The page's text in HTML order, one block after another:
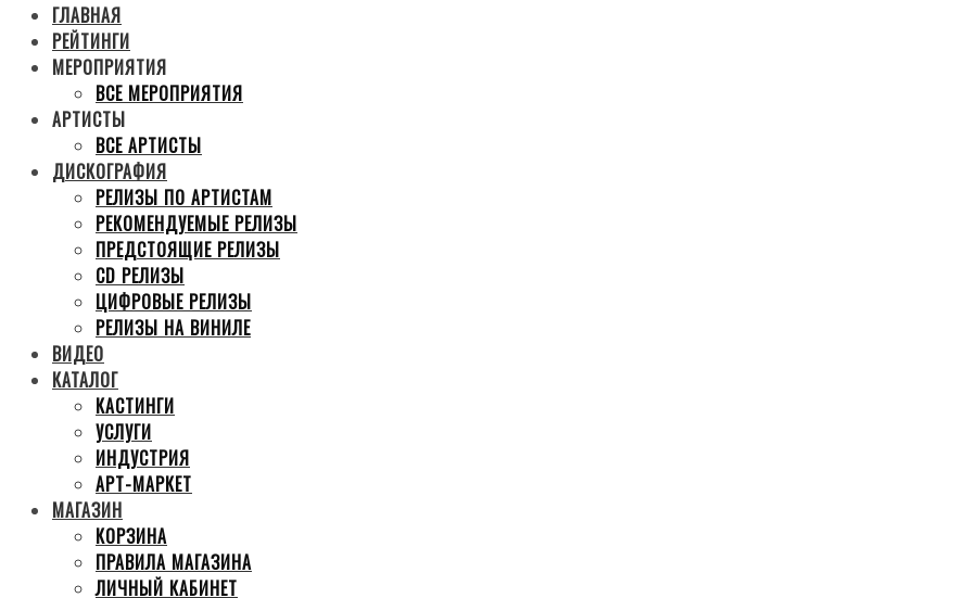
ГЛАВНАЯ
РЕЙТИНГИ
МЕРОПРИЯТИЯ
ВСЕ МЕРОПРИЯТИЯ
АРТИСТЫ
ВСЕ АРТИСТЫ
ДИСКОГРАФИЯ
РЕЛИЗЫ ПО АРТИСТАМ
РЕКОМЕНДУЕМЫЕ РЕЛИЗЫ
ПРЕДСТОЯЩИЕ РЕЛИЗЫ
CD РЕЛИЗЫ
ЦИФРОВЫЕ РЕЛИЗЫ
РЕЛИЗЫ НА ВИНИЛЕ
ВИДЕО
КАТАЛОГ
КАСТИНГИ
УСЛУГИ
ИНДУСТРИЯ
АРТ-МАРКЕТ
МАГАЗИН
КОРЗИНА
ПРАВИЛА МАГАЗИНА
ЛИЧНЫЙ КАБИНЕТ